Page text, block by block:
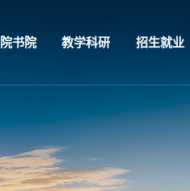
书院 教学科研 招生就业